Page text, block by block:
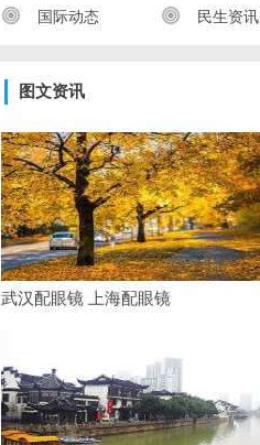
国际动态 民生资讯
图文资讯
武汉配眼镜 上海配眼镜